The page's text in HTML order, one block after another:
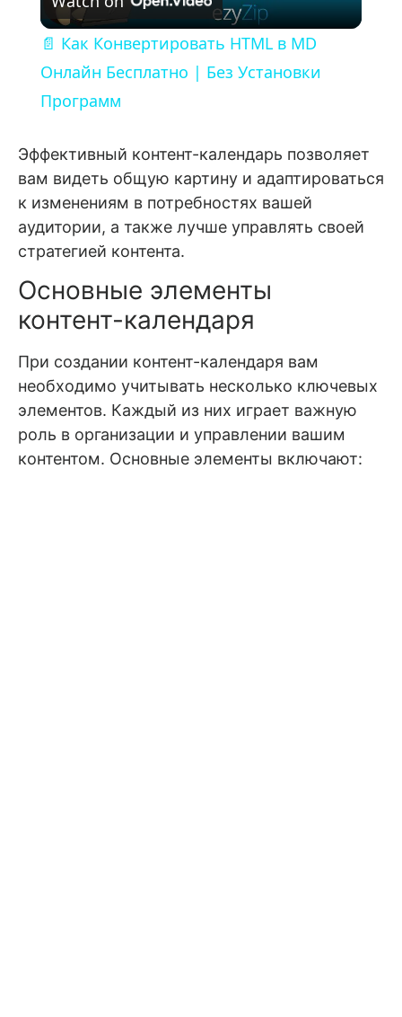
📄 Как Конвертировать HTML в MD
Онлайн Бесплатно | Без Установки
Программ
Эффективный контент-календарь позволяет
вам видеть общую картину и адаптироваться
к изменениям в потребностях вашей
аудитории, а также лучше управлять своей
стратегией контента.
Основные элементы
контент-календаря
При создании контент-календаря вам
необходимо учитывать несколько ключевых
элементов. Каждый из них играет важную
роль в организации и управлении вашим
контентом. Основные элементы включают: